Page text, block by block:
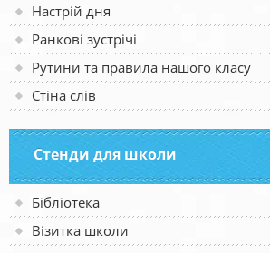
Настрій дня
Ранкові зустрічі
Рутини та правила нашого класу
Стіна слів
Стенди для школи
Бібліотека
Візитка школи